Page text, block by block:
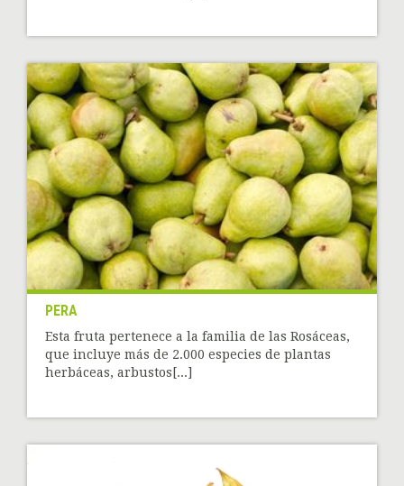
PERA
Esta fruta pertenece a la familia de las Rosáceas,
que incluye más de 2.000 especies de plantas
herbáceas, arbustos[...]